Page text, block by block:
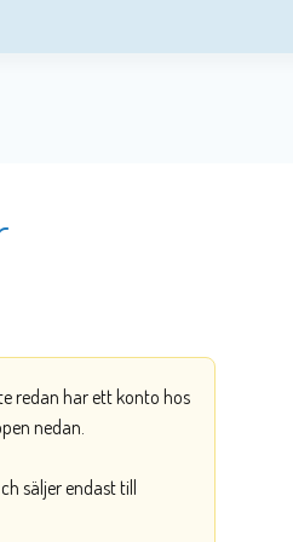
redan har ett konto hos
nedan.
säljer endast till